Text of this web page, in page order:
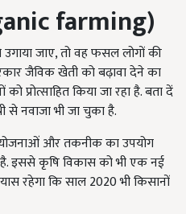
farming)
जाए, तो वह फसल लोगों की
जैविक खेती को बढ़ावा देने का
प्रोत्साहित किया जा रहा है. बता दें
से नवाजा भी जा चुका है.
और तकनीक का उपयोग
इससे कृषि विकास को भी एक नई
रहेगा कि साल 2020 भी किसानों